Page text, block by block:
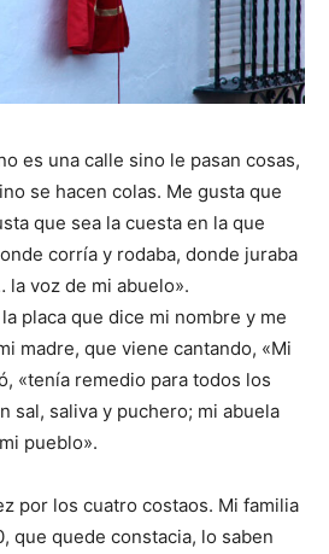
es una calle sino le pasan cosas,
se hacen colas. Me gusta que
que sea la cuesta en la que
corría y rodaba, donde juraba
la voz de mi abuelo».
placa que dice mi nombre y me
madre, que viene cantando, «Mi
«tenía remedio para todos los
sal, saliva y puchero; mi abuela
pueblo».
por los cuatro costaos. Mi familia
que quede constacia, lo saben